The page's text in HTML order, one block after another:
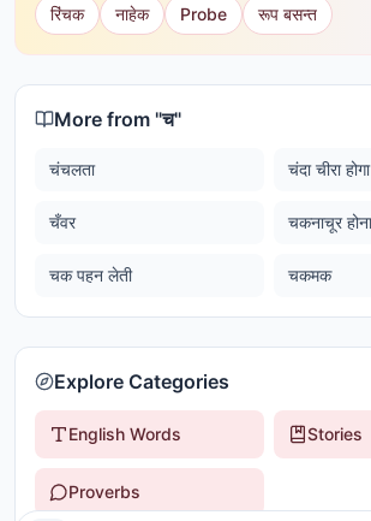
रिंचक नाहेक Probe रूप बसन्त
More from "च"
चंचलता चंदा चीरा होगा
चँवर चकनाचूर होना
चक पहन लेती चकमक
Explore Categories
English Words Stories
Proverbs